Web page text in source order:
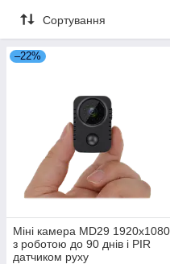
Оригінальні
Швидка
Сортування
–22%
Міні камера MD29 1920x1080
з роботою до 90 днів і PIR
датчиком руху